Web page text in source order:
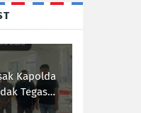
Kapolda
Tegas
Julu Kec.